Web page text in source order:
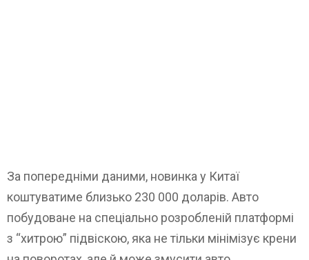
За попередніми даними, новинка у Китаї
коштуватиме близько 230 000 доларів. Авто
побудоване на спеціально розробленій платформі
з “хитрою” підвіскою, яка не тільки мінімізує крени